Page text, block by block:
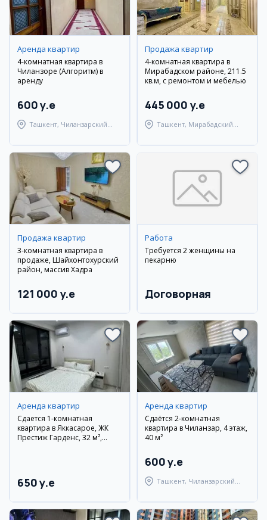
Аренда квартир
4-комнатная квартира в
Чиланзоре (Алгоритм) в
аренду
600 y.e
Ташкент, Чиланзарский
Продажа квартир
4-комнатная квартира в
Мирабадском районе, 211.5
кв.м, с ремонтом и мебелью
445 000 y.e
Ташкент, Мирабадский
Продажа квартир
3-комнатная квартира в
продаже, Шайхонтохурский
район, массив Хадра
121 000 y.e
Работа
Требуется 2 женщины на
пекарню
Договорная
Аренда квартир
Сдается 1-комнатная
квартира в Яккасарое, ЖК
Престиж Гарденс, 32 м²,
650 y.e
Аренда квартир
Сдаётся 2-комнатная
квартира в Чиланзар, 4 этаж,
40 м²
600 y.e
Ташкент, Чиланзарский